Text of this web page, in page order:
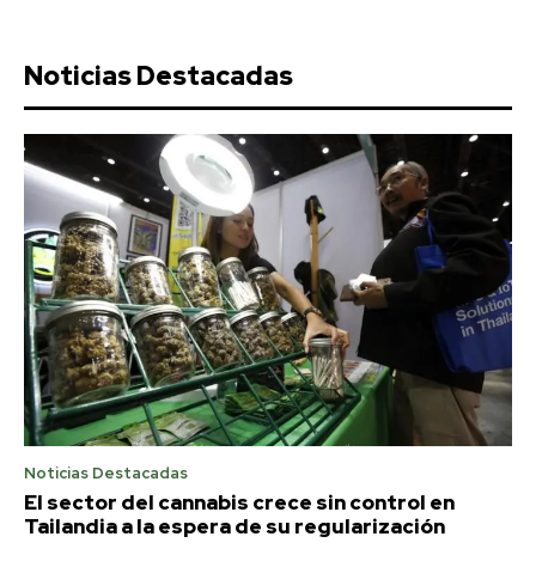
Noticias Destacadas
Noticias Destacadas
El sector del cannabis crece sin control en
Tailandia a la espera de su regularización